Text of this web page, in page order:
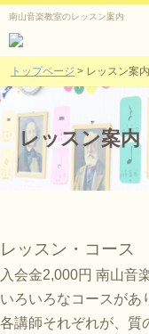
南山音楽教室のレッスン案内
トップページ > レッスン案内
レッスン案内
レッスン・コース
入会金2,000円 南山音
いろいろなコースがあ
各講師それぞれが、質